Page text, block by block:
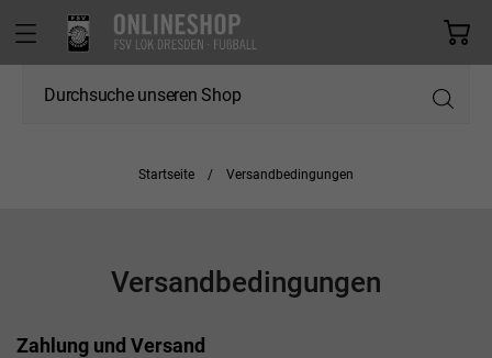
Startseite Versandbedingungen
Versandbedingungen
Zahlung und Versand